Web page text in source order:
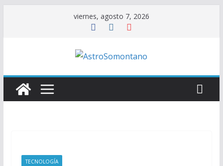
viernes, agosto 7, 2026
TECNOLOGÍA